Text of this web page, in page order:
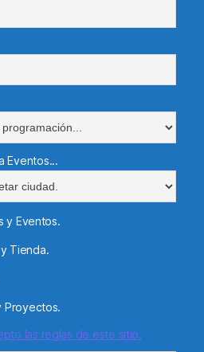
Eventos...
y Eventos.
Tienda.
Proyectos.
las reglas de este sitio.